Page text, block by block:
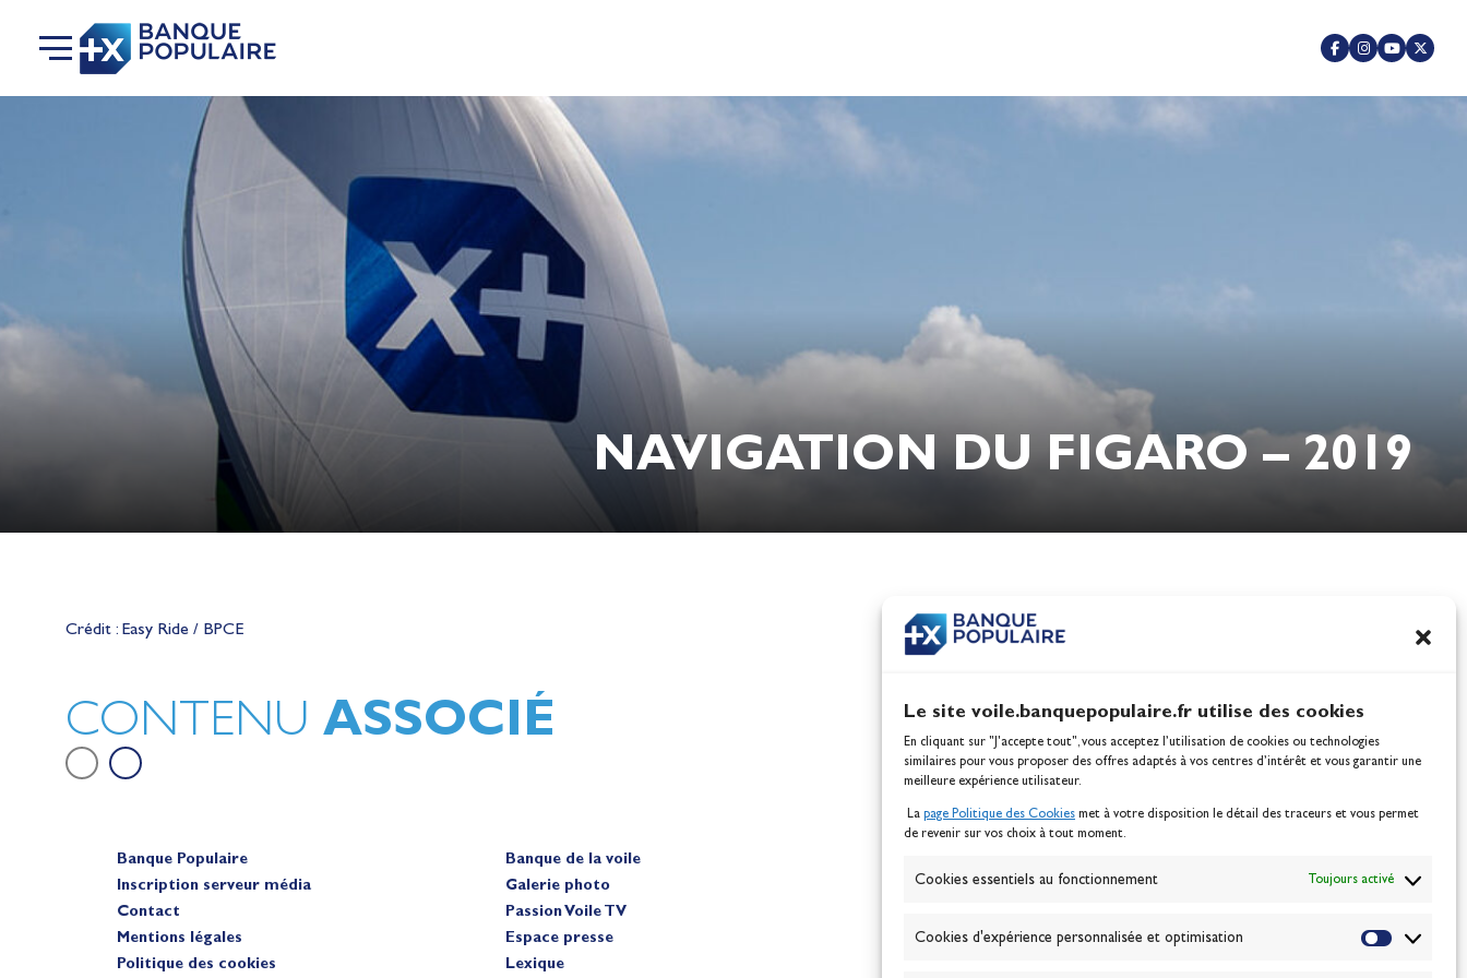
Le site voile.banquepopulaire.fr utilise des cookies
En cliquant sur "J'accepte tout", vous acceptez l’utilisation de cookies ou technologies
similaires pour vous proposer des offres adaptés à vos centres d’intérêt et vous garantir une
meilleure expérience utilisateur.
La page Politique des Cookies met à votre disposition le détail des traceurs et vous permet
de revenir sur vos choix à tout moment.
Cookies essentiels au fonctionnement Toujours activé
Cookies d'expérience personnalisée et optimisation
NAVIGATION DU FIGARO – 2019
Crédit : Easy Ride / BPCE
CONTENU ASSOCIÉ
sur le plan d'eau des Jeux Olympiques
Berthomieu, vice-championnes
100% Glisse - Écoles
Banque Populaire
Inscription serveur média
Contact
Mentions légales
Politique des cookies
Banque de la voile
Galerie photo
Passion Voile TV
Espace presse
Lexique
ABONNEZ-VOUS